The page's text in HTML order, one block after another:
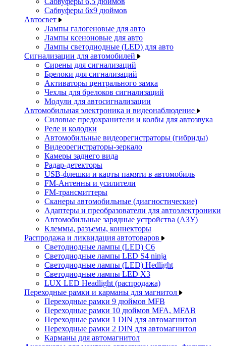
Сабвуферы 6x9 дюймов
Автосвет
Лампы галогеновые для авто
Лампы ксеноновые для авто
Лампы светодиодные (LED) для авто
Сигнализации для автомобилей
Сирены для сигнализаций
Брелоки для сигнализаций
Активаторы центрального замка
Чехлы для брелоков сигнализаций
Модули для автосигнализации
Автомобильная электроника и видеонаблюдение
Силовые предохранители и колбы для автозвука
Реле и колодки
Автомобильные видеорегистраторы (гибриды)
Видеорегистраторы-зеркало
Камеры заднего вида
Радар-детекторы
USB-флешки и карты памяти в автомобиль
FM-Антенны и усилители
FM-трансмиттеры
Сканеры автомобильные (диагностические)
Адаптеры и преобразователи для автоэлектроники
Автомобильные зарядные устройства (АЗУ)
Клеммы, разъемы, коннекторы
Распродажа и ликвидация автотоваров
Светодиодные лампы (LED) C6
Светодиодные лампы LED S4 ninja
Светодиодные лампы (LED) Hedlight
Светодиодные лампы LED X3
LUX LED Headlight (распродажа)
Переходные рамки и карманы для магнитол
Переходные рамки 9 дюймов MFB
Переходные рамки 10 дюймов MFA, MFAB
Переходные рамки 1 DIN для автомагнитол
Переходные рамки 2 DIN для автомагнитол
Карманы для автомагнитол